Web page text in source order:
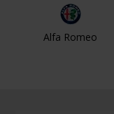
Alfa Romeo